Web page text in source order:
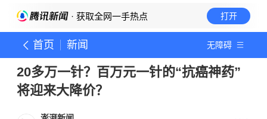
· 获取全网一手热点 打开
首页 新闻 无障碍
20多万一针？百万元一针的“抗癌神药”
将迎来大降价？